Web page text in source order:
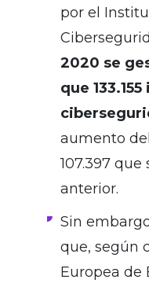
por el
2020 se
que
aumento
107.397
anterior.
Sin
que, según
Europea de